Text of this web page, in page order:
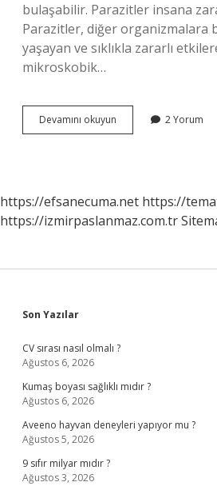
bulaşabilir. Parazitler insana
Parazitler, diğer organizmalara
yaşayan ve sıklıkla zararlı
mikroskobik…
Devamını okuyun
Paraziti
2 Yorum
https://efsanecuma.net https://
https://izmirpaslanmaz.com.tr
Sidebar
Son Yazılar
CV sırası nasıl olmalı ?
Ağustos 6, 2026
Kumaş boyası sağlıklı mıdır ?
Ağustos 6, 2026
Aveeno hayvan deneyleri yapıyor mu ?
Ağustos 5, 2026
9 sıfır milyar mıdır ?
Ağustos 3, 2026